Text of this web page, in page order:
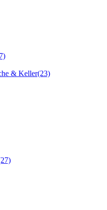
& Keller(23)